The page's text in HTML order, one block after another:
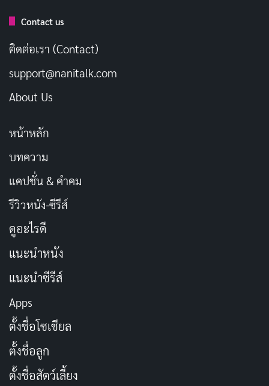
ขอให้เรามีชีวิตที่เต็มไปด้วยความรักและความสุข
วันเกิดของเรา ขอให้มีแต่สิ่งดีๆ เข้ามาในชีวิต
ขอให้ความรักของเรายิ่งใหญ่ขึ้นในวันเกิดนี้
ขอให้วันเกิดของเราเต็มไปด้วยความรักและความ
อบอุ่น
ขอให้เรามีปีที่เต็มไปด้วยความสุขและความสำเร็จ
วันเกิดของเรา ขอให้เป็นวันที่เต็มไปด้วยรอยยิ้ม
ขอให้ความรักของเรานำทางเราไปสู่ความสุขในวันเกิด
ขอให้วันเกิดนี้เป็นจุดเริ่มต้นของความสุขที่ยิ่งใหญ่
ขอให้เรามีอนาคตที่สดใสและเต็มไปด้วยความรัก
วันเกิดของเรา ขอให้มีแต่ความสุขและความหวัง
ขอให้เรามีปีที่เต็มไปด้วยความรักและความสำเร็จ
ขอให้วันเกิดของเราเต็มไปด้วยความสุขและรอยยิ้ม
Contact us
ติดต่อเรา (Contact)
support@nanitalk.com
About Us
หน้าหลัก
บทความ
แคปชั่น & คำคม
รีวิวหนัง-ซีรีส์
ดูอะไรดี
แนะนำหนัง
แนะนำซีรีส์
Apps
ตั้งชื่อโซเชียล
ตั้งชื่อลูก
ตั้งชื่อสัตว์เลี้ยง